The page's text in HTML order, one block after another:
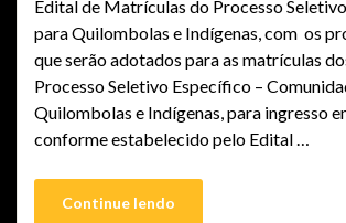
Edital de Matrículas do Processo
para Quilombolas e Indígenas, com os
que serão adotados para as matrículas
Processo Seletivo Específico –
Quilombolas e Indígenas, para ingresso
conforme estabelecido pelo Edital …
Continue lendo